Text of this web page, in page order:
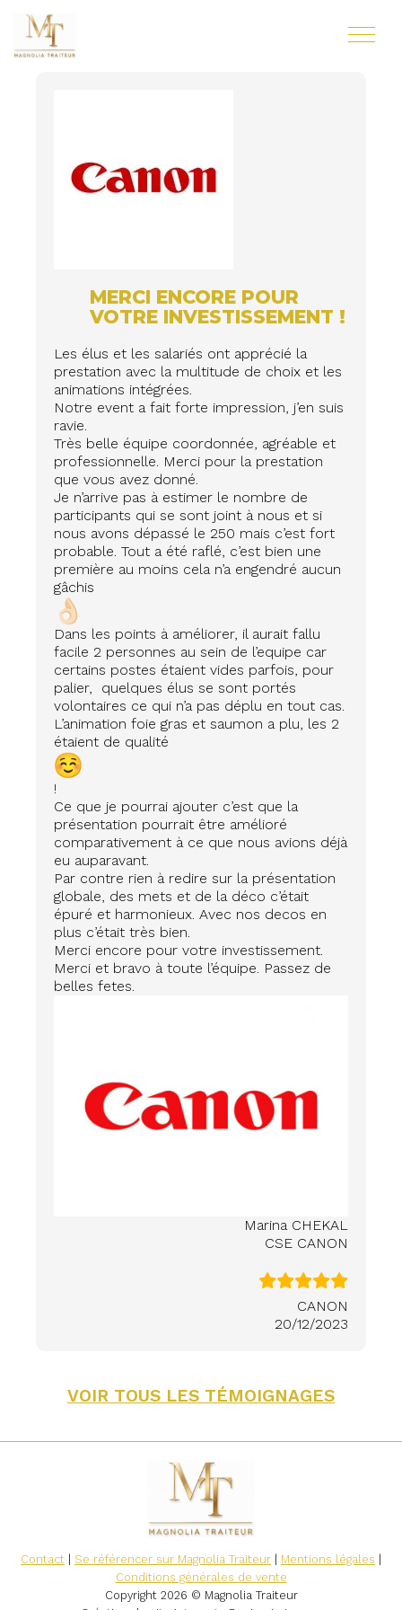
MERCI ENCORE POUR
VOTRE INVESTISSEMENT !
Les élus et les salariés ont apprécié la
prestation avec la multitude de choix et les
animations intégrées.
Notre event a fait forte impression, j’en suis
ravie.
Très belle équipe coordonnée, agréable et
professionnelle. Merci pour la prestation
que vous avez donné.
Je n’arrive pas à estimer le nombre de
participants qui se sont joint à nous et si
nous avons dépassé le 250 mais c’est fort
probable. Tout a été raflé, c’est bien une
première au moins cela n’a engendré aucun
gâchis
Dans les points à améliorer, il aurait fallu
facile 2 personnes au sein de l’equipe car
certains postes étaient vides parfois, pour
palier, quelques élus se sont portés
volontaires ce qui n’a pas déplu en tout cas.
L’animation foie gras et saumon a plu, les 2
étaient de qualité
!
Ce que je pourrai ajouter c’est que la
présentation pourrait être amélioré
comparativement à ce que nous avions déjà
eu auparavant.
Par contre rien à redire sur la présentation
globale, des mets et de la déco c’était
épuré et harmonieux. Avec nos decos en
plus c’était très bien.
Merci encore pour votre investissement.
Merci et bravo à toute l’équipe. Passez de
belles fetes.
Marina CHEKAL
CSE CANON
CANON
20/12/2023
VOIR TOUS LES TÉMOIGNAGES
Contact Se référencer sur Magnolia Traiteur Mentions légales
Conditions générales de vente
Copyright 2026 © Magnolia Traiteur